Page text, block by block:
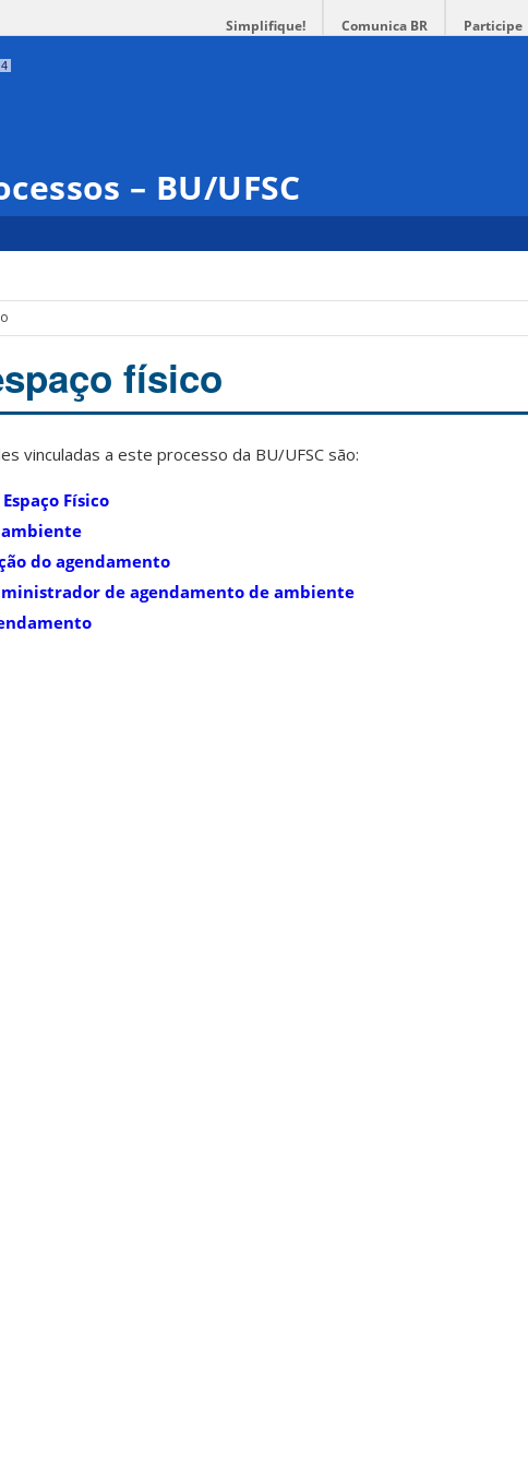
Simplifique! Comunica BR Participe
4
– BU/UFSC
físico
vinculadas a este processo da BU/UFSC são:
Físico
do agendamento
de agendamento de ambiente